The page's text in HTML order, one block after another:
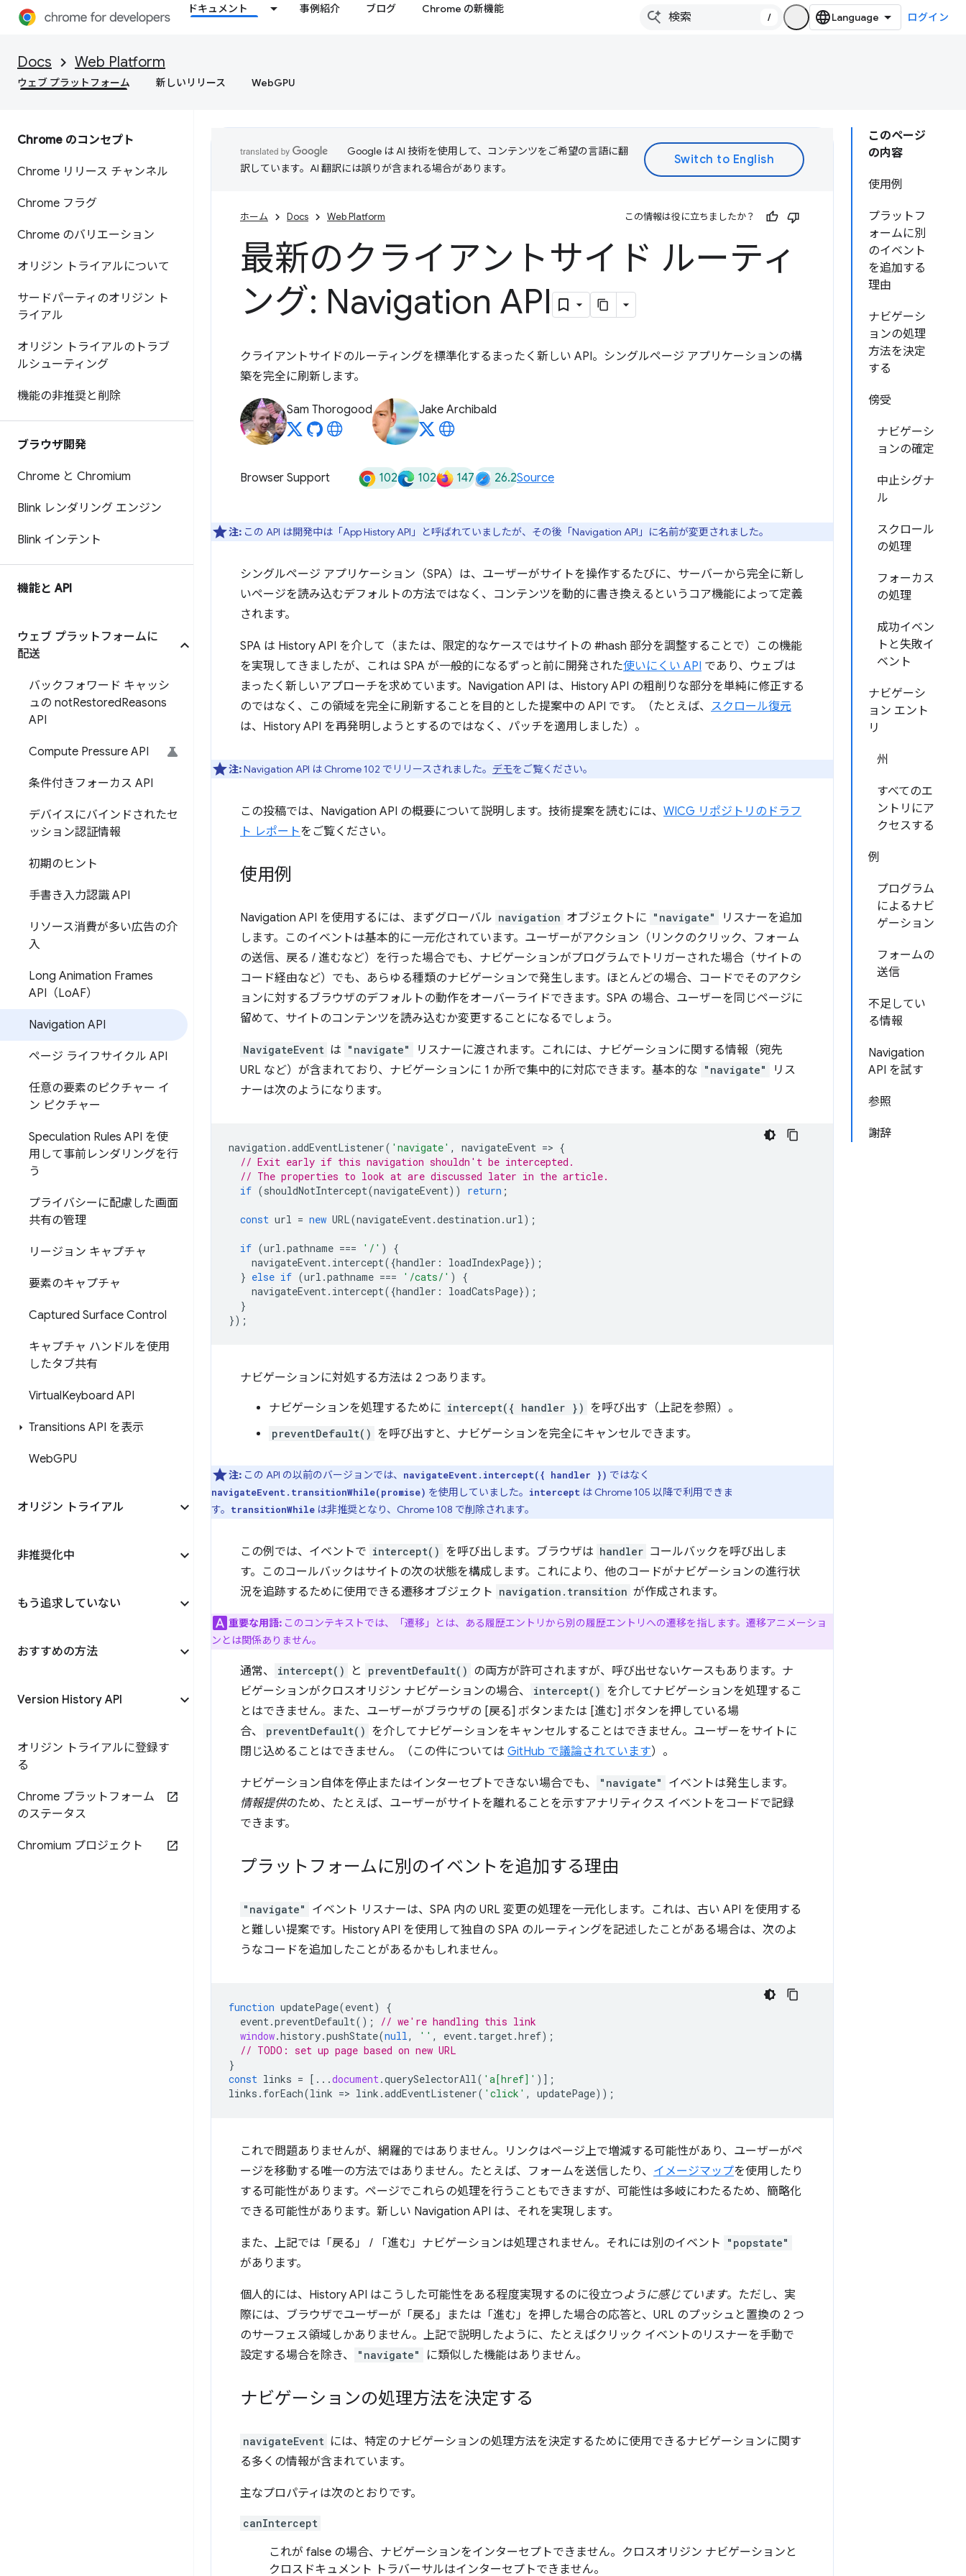
ドキュメント 事例紹介 ブログ Chrome の新機能
/ ログイン
Docs Web Platform
ウェブ プラットフォーム 新しいリリース WebGPU
Chrome のコンセプト
Chrome リリース チャンネル
Chrome フラグ
Chrome のバリエーション
オリジン トライアルについて
サードパーティのオリジン ト
ライアル
オリジン トライアルのトラブ
ルシューティング
機能の非推奨と削除
ブラウザ開発
Chrome と Chromium
Blink レンダリング エンジン
Blink インテント
機能と API
ウェブ プラットフォームに
配送
バックフォワード キャッシ
ュの notRestoredReasons
API
Compute Pressure API
条件付きフォーカス API
デバイスにバインドされたセ
ッション認証情報
初期のヒント
手書き入力認識 API
リソース消費が多い広告の介
入
Long Animation Frames
API（LoAF）
Navigation API
ページ ライフサイクル API
任意の要素のピクチャー イ
ン ピクチャー
Speculation Rules API を使
用して事前レンダリングを行
う
プライバシーに配慮した画面
共有の管理
リージョン キャプチャ
要素のキャプチャ
Captured Surface Control
キャプチャ ハンドルを使用
したタブ共有
VirtualKeyboard API
Transitions API を表示
WebGPU
オリジン トライアル
非推奨化中
もう追求していない
おすすめの方法
Version History API
オリジン トライアルに登録す
る
Chrome プラットフォーム
のステータス
Chromium プロジェクト
このページ
の内容
使用例
プラットフ
ォームに別
のイベント
を追加する
理由
ナビゲーシ
ョンの処理
方法を決定
する
傍受
ナビゲーシ
ョンの確定
中止シグナ
ル
スクロール
の処理
フォーカス
の処理
成功イベン
トと失敗イ
ベント
ナビゲーシ
ョン エント
リ
州
すべてのエ
ントリにア
クセスする
例
プログラム
によるナビ
ゲーション
フォームの
送信
不足してい
る情報
Navigation
API を試す
参照
謝辞
Google は AI 技術を使用して、コンテンツをご希望の言語に翻
訳しています。AI 翻訳には誤りが含まれる場合があります。
ホーム Docs Web Platform この情報は役に立ちましたか？
最新のクライアントサイド ルーティ
ング: Navigation API
クライアントサイドのルーティングを標準化するまったく新しい API。シングルページ アプリケーションの構
築を完全に刷新します。
Sam Thorogood Jake Archibald
Browser Support 102 102 147 26.2Source
注: この API は開発中は「App History API」と呼ばれていましたが、その後「Navigation API」に名前が変更されました。
シングルページ アプリケーション（SPA）は、ユーザーがサイトを操作するたびに、サーバーから完全に新し
いページを読み込むデフォルトの方法ではなく、コンテンツを動的に書き換えるというコア機能によって定義
されます。
SPA は History API を介して（または、限定的なケースではサイトの #hash 部分を調整することで）この機能
を実現してきましたが、これは SPA が一般的になるずっと前に開発された使いにくい API であり、ウェブは
まったく新しいアプローチを求めています。Navigation API は、History API の粗削りな部分を単純に修正する
のではなく、この領域を完全に刷新することを目的とした提案中の API です。（たとえば、 スクロール復元
は、History API を再発明しようとするのではなく、パッチを適用しました）。
注:Navigation API は Chrome 102 でリリースされました。 デモをご覧ください。
この投稿では、Navigation API の概要について説明します。技術提案を読むには、 WICG リポジトリのドラフ
ト レポートをご覧ください。
使用例
Navigation API を使用するには、まずグローバル navigation オブジェクトに "navigate"
リスナーを追加
します。このイベントは基本的に一元化されています。ユーザーがアクション（リンクのクリック、フォーム
の送信、戻る / 進むなど）を行った場合でも、ナビゲーションがプログラムでトリガーされた場合（サイトの
コード経由など）でも、あらゆる種類のナビゲーションで発生します。ほとんどの場合、コードでそのアクシ
ョンに対するブラウザのデフォルトの動作をオーバーライドできます。SPA の場合、ユーザーを同じページに
留めて、サイトのコンテンツを読み込むか変更することになるでしょう。
NavigateEvent は "navigate"
リスナーに渡されます。これには、ナビゲーションに関する情報（宛先
URL など）が含まれており、ナビゲーションに 1 か所で集中的に対応できます。基本的な "navigate"
リス
ナーは次のようになります。
navigation .addEventListener( 'navigate' , navigateEvent => {
// Exit early if this navigation shouldn't be intercepted.
// The properties to look at are discussed later in the article.
if (shouldNotIntercept(navigateEvent)) return ;
const url = new URL(navigateEvent.destination .url);
if (url .pathname === '/' )
{
navigateEvent. intercept({handler : loadIndexPage});
} else if (url .pathname === '/cats/' )
{
navigateEvent. intercept({handler : loadCatsPage});
}
});
ナビゲーションに対処する方法は 2 つあります。
ナビゲーションを処理するために intercept({ handler }) を呼び出す（上記を参照）。
preventDefault() を呼び出すと、ナビゲーションを完全にキャンセルできます。
注: この API の以前のバージョンでは、 navigateEvent.intercept({ handler }) ではなく
navigateEvent.transitionWhile(promise) を使用していました。 intercept は Chrome 105 以降で利用できま
す。
transitionWhile は非推奨となり、Chrome 108 で削除されます。
この例では、イベントで intercept() を呼び出します。ブラウザは handler コールバックを呼び出しま
す。このコールバックはサイトの次の状態を構成します。これにより、他のコードがナビゲーションの進行状
況を追跡するために使用できる遷移オブジェクト navigation.transition が作成されます。
重要な用語: このコンテキストでは、「遷移」とは、ある履歴エントリから別の履歴エントリへの遷移を指します。遷移アニメーショ
ンとは関係ありません。
通常、 intercept() と preventDefault() の両方が許可されますが、呼び出せないケースもあります。ナ
ビゲーションがクロスオリジン ナビゲーションの場合、
intercept() を介してナビゲーションを処理するこ
とはできません。また、ユーザーがブラウザの [戻る] ボタンまたは [進む] ボタンを押している場
合、
preventDefault() を介してナビゲーションをキャンセルすることはできません。ユーザーをサイトに
閉じ込めることはできません。（この件については GitHub で議論されています）。
ナビゲーション自体を停止またはインターセプトできない場合でも、 "navigate"
イベントは発生します。
情報提供のため、たとえば、ユーザーがサイトを離れることを示すアナリティクス イベントをコードで記録
できます。
プラットフォームに別のイベントを追加する理由
"navigate"
イベント リスナーは、SPA 内の URL 変更の処理を一元化します。これは、古い API を使用する
と難しい提案です。History API を使用して独自の SPA のルーティングを記述したことがある場合は、次のよ
うなコードを追加したことがあるかもしれません。
function updatePage(event)
{
event.preventDefault();
// we're handling this link
window.history.pushState(null, '' , event. target.href);
// TODO: set up page based on new URL
}
const links = [...document.querySelectorAll( 'a[href]' )];
links . forEach(link => link .addEventListener( 'click' , updatePage));
これで問題ありませんが、網羅的ではありません。リンクはページ上で増減する可能性があり、ユーザーがペ
ージを移動する唯一の方法ではありません。たとえば、フォームを送信したり、 イメージマップを使用したり
する可能性があります。ページでこれらの処理を行うこともできますが、可能性は多岐にわたるため、簡略化
できる可能性があります。新しい Navigation API は、それを実現します。
また、上記では「戻る」 / 「進む」ナビゲーションは処理されません。それには別のイベント "popstate"
があります。
個人的には、History API はこうした可能性をある程度実現するのに役立つように感じています。ただし、実
際には、ブラウザでユーザーが「戻る」または「進む」を押した場合の応答と、URL のプッシュと置換の 2 つ
のサーフェス領域しかありません。上記で説明したように、たとえばクリック イベントのリスナーを手動で
設定する場合を除き、
"navigate" に類似した機能はありません。
ナビゲーションの処理方法を決定する
navigateEvent には、特定のナビゲーションの処理方法を決定するために使用できるナビゲーションに関す
る多くの情報が含まれています。
主なプロパティは次のとおりです。
canIntercept
これが false の場合、ナビゲーションをインターセプトできません。クロスオリジン ナビゲーションと
クロスドキュメント トラバーサルはインターセプトできません。